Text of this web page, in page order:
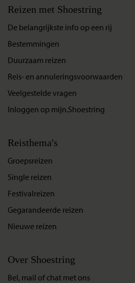
Reizen met Shoestring
De belangrijkste info op een rij
Bestemmingen
Duurzaam reizen
Reis- en annuleringsvoorwaarden
Veelgestelde vragen
Inloggen op mijn.Shoestring
Reisthema's
Groepsreizen
Single reizen
Festivalreizen
Gegarandeerde reizen
Nieuwe reizen
Over Shoestring
Bel, mail of chat met ons